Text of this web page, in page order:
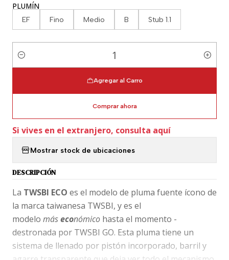
PLUMÍN
EF Fino Medio B Stub 1.1
Cantidad
Agregar al Carro
Comprar ahora
Si vives en el extranjero, consulta aquí
Mostrar stock de ubicaciones
DESCRIPCIÓN
La TWSBI ECO es el modelo de pluma fuente ícono de
la marca taiwanesa TWSBI, y es el
modelo máseconómico hasta el momento -
destronada por TWSBI GO. Esta pluma tiene un
sistema de llenado por pistón incorporado, barril y